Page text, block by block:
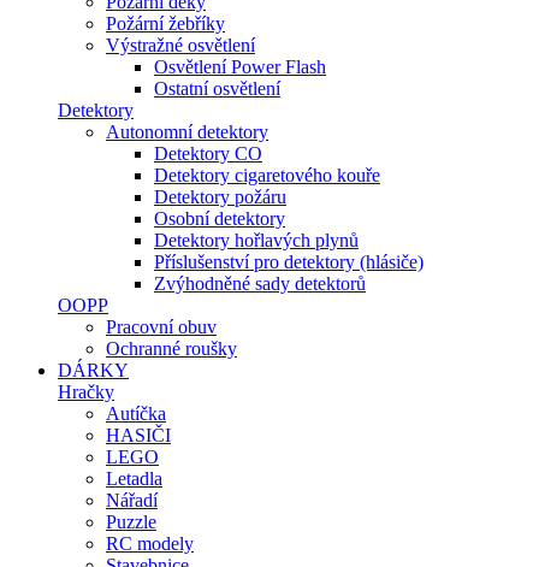
Požární žebříky
Výstražné osvětlení
Osvětlení Power Flash
Ostatní osvětlení
Detektory
Autonomní detektory
Detektory CO
Detektory cigaretového kouře
Detektory požáru
Osobní detektory
Detektory hořlavých plynů
Příslušenství pro detektory (hlásiče)
Zvýhodněné sady detektorů
OOPP
Pracovní obuv
Ochranné roušky
DÁRKY
Hračky
Autíčka
HASIČI
LEGO
Letadla
Nářadí
Puzzle
RC modely